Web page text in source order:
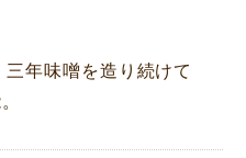
年味噌を造り続けて